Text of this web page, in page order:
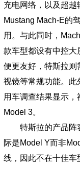
充电网络，以及超越
Mustang Mach-E的
用。与此同时，
款车型都设有中控大
便更友好，特斯拉
视镜等常规功能。
用车调查结果显示
Model 3。
特斯拉的产品阵
际是Model Y而非
线，因此不在十佳